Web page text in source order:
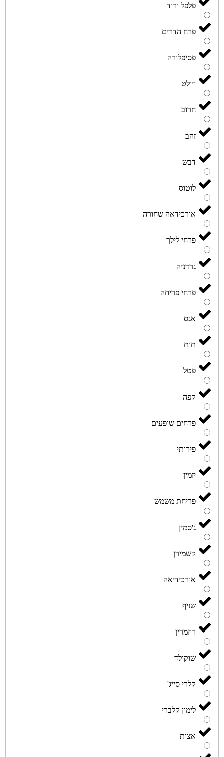
פלפל ורוד
פרח הדרים
פסיפלורה
ויולט
חרוב
זהב
דבש
לוטוס
אורכידאה שחורה
פרחי לילך
גרדניה
פרחי פריחה
אגס
תות
פטל
קפה
פרחים שופעים
פירותי
יזמין
פריחת משמש
ג'סמין
קשמירן
אורכידיאה
שזיף
רוזמרין
שוקולד
קלרי סייג'
לימון קלברי
אצות